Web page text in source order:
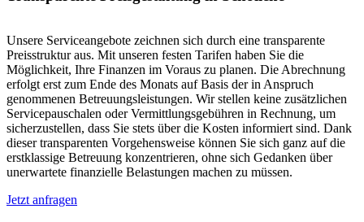
Unsere Serviceangebote zeichnen sich durch eine transparente
Preisstruktur aus. Mit unseren festen Tarifen haben Sie die
Möglichkeit, Ihre Finanzen im Voraus zu planen. Die Abrechnung
erfolgt erst zum Ende des Monats auf Basis der in Anspruch
genommenen Betreuungsleistungen. Wir stellen keine zusätzlichen
Servicepauschalen oder Vermittlungsgebühren in Rechnung, um
sicherzustellen, dass Sie stets über die Kosten informiert sind. Dank
dieser transparenten Vorgehensweise können Sie sich ganz auf die
erstklassige Betreuung konzentrieren, ohne sich Gedanken über
unerwartete finanzielle Belastungen machen zu müssen.
Jetzt anfragen